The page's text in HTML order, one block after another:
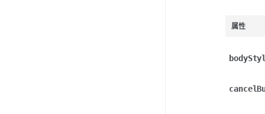
属性